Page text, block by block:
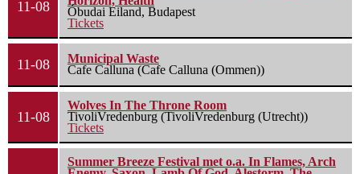
11-08
Óbudai Eiland, Budapest
Tickets
11-08
Municipal Waste
Cafe Calluna (Cafe Calluna (Ommen))
11-08
Wolves In The Throne Room
TivoliVredenburg (TivoliVredenburg (Utrecht))
Tickets
Summer Breeze Festival met o.a. In Flames, Arch